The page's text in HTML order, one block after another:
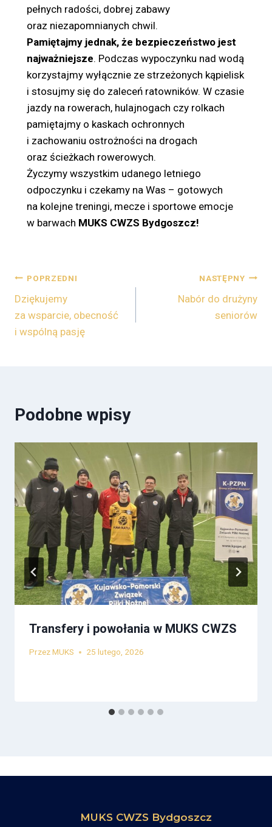
pełnych radości, dobrej zabawy
oraz niezapomnianych chwil.
Pamiętajmy jednak, że bezpieczeństwo jest
najważniejsze. Podczas wypoczynku nad wodą
korzystajmy wyłącznie ze strzeżonych kąpielisk
i stosujmy się do zaleceń ratowników. W czasie
jazdy na rowerach, hulajnogach czy rolkach
pamiętajmy o kaskach ochronnych
i zachowaniu ostrożności na drogach
oraz ścieżkach rowerowych.
Życzymy wszystkim udanego letniego
odpoczynku i czekamy na Was – gotowych
na kolejne treningi, mecze i sportowe emocje
w barwach MUKS CWZS Bydgoszcz!
POPRZEDNI
Dziękujemy
za wsparcie, obecność
i wspólną pasję
NASTĘPNY
Nabór do drużyny
seniorów
Podobne wpisy
Transfery i powołania w MUKS CWZS
PrzezMUKS 25 lutego, 2026
MUKS CWZS Bydgoszcz